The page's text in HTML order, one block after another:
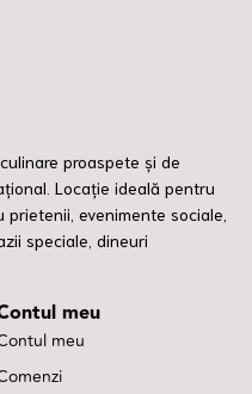
proaspete și de
Locație ideală pentru
evenimente sociale,
speciale, dineuri
meu
meu